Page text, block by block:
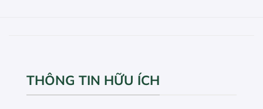
THÔNG TIN HỮU ÍCH